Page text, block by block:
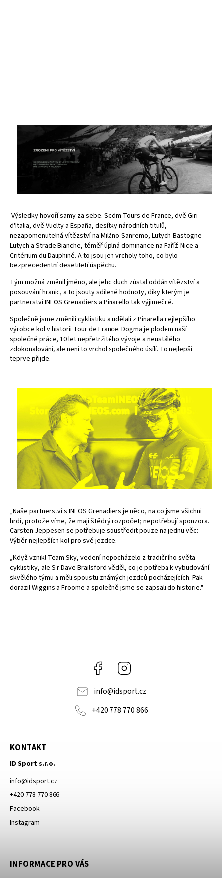
Výsledky hovoří samy za sebe. Sedm Tours de France, dvě Giri
d'Italia, dvě Vuelty a España, desítky národních titulů,
nezapomenutelná vítězství na Miláno-Sanremo, Lutych-Bastogne-
Lutych a Strade Bianche, téměř úplná dominance na Paříž-Nice a
Critérium du Dauphiné. A to jsou jen vrcholy toho, co bylo
bezprecedentní desetiletí úspěchu.
Tým možná změnil jméno, ale jeho duch zůstal oddán vítězství a
posouvání hranic, a to jsouty sdílené hodnoty, díky kterým je
partnerství INEOS Grenadiers a Pinarello tak výjimečné.
Společně jsme změnili cyklistiku a udělali z Pinarella nejlepšího
výrobce kol v historii Tour de France. Dogma je plodem naší
společné práce, 10 let nepřetržitého vývoje a neustálého
zdokonalování, ale není to vrchol společného úsílí. To nejlepší
teprve přijde.
„Naše partnerství s INEOS Grenadiers je něco, na co jsme všichni
hrdí, protože víme, že mají štědrý rozpočet; nepotřebují sponzora.
Carsten Jeppesen se potřebuje soustředit pouze na jednu věc:
Výběr nejlepších kol pro své jezdce.
„Když vznikl Team Sky, vedení nepocházelo z tradičního světa
cyklistiky, ale Sir Dave Brailsford věděl, co je potřeba k vybudování
skvělého týmu a měli spoustu známých jezdců pocházejících. Pak
dorazil Wiggins a Froome a společně jsme se zapsali do historie."
Facebook
info@idsport.cz
+420 778 770 866
KONTAKT
ID Sport s.r.o.
info@idsport.cz
+420 778 770 866
Facebook
Instagram
INFORMACE PRO VÁS